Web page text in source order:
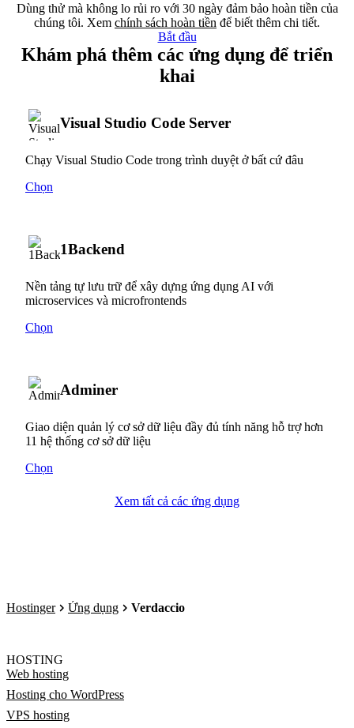
Dùng thử mà không lo rủi ro với 30 ngày đảm bảo hoàn tiền của
chúng tôi. Xem chính sách hoàn tiền để biết thêm chi tiết.
Bắt đầu
Khám phá thêm các ứng dụng để triển
khai
Visual Studio Code Server
Chạy Visual Studio Code trong trình duyệt ở bất cứ đâu
Chọn
1Backend
Nền tảng tự lưu trữ để xây dựng ứng dụng AI với
microservices và microfrontends
Chọn
Adminer
Giao diện quản lý cơ sở dữ liệu đầy đủ tính năng hỗ trợ hơn
11 hệ thống cơ sở dữ liệu
Chọn
Xem tất cả các ứng dụng
Hostinger Ứng dụng Verdaccio
HOSTING
Web hosting
Hosting cho WordPress
VPS hosting